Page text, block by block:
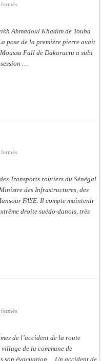
sur
25
01
2023
Ahmadoul Khadim de Touba
pose de la première pierre avait
Fall de Dakaractu a subi
…
sur
01
2023
Transports routiers du Sénégal
des Infrastructures, des
FAYE. Il compte maintenir
droite suédo-danois, très
sur
17
janvier
2023
de l’accident de la route
de la commune de
son évacuation….Un accident de